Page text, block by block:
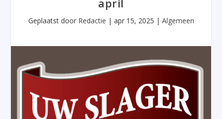
april
Geplaatst door Redactie | apr 15, 2025 | Algemeen